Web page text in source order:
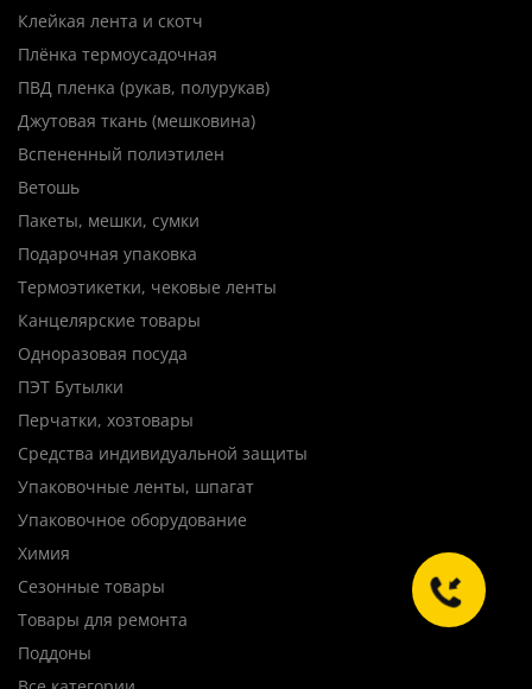
Клейкая лента и скотч
Плёнка термоусадочная
ПВД пленка (рукав, полурукав)
Джутовая ткань (мешковина)
Вспененный полиэтилен
Ветошь
Пакеты, мешки, сумки
Подарочная упаковка
Термоэтикетки, чековые ленты
Канцелярские товары
Одноразовая посуда
ПЭТ Бутылки
Перчатки, хозтовары
Средства индивидуальной защиты
Упаковочные ленты, шпагат
Упаковочное оборудование
Химия
Сезонные товары
Товары для ремонта
Поддоны